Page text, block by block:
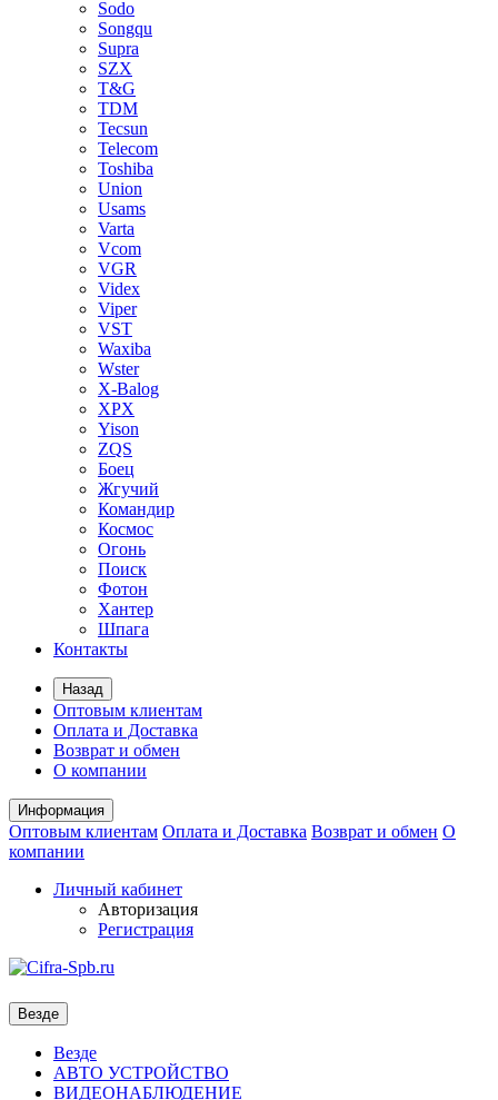
Sodo
Songqu
Supra
SZX
T&G
TDM
Tecsun
Telecom
Toshiba
Union
Usams
Varta
Vcom
VGR
Videx
Viper
VST
Waxiba
Wster
X-Balog
XPX
Yison
ZQS
Боец
Жгучий
Командир
Космос
Огонь
Поиск
Фотон
Хантер
Шпага
Контакты
Назад
Оптовым клиентам
Оплата и Доставка
Возврат и обмен
О компании
Информация
Оптовым клиентам Оплата и Доставка Возврат и обмен О
компании
Личный кабинет
Авторизация
Регистрация
Везде
Везде
АВТО УСТРОЙСТВО
ВИДЕОНАБЛЮДЕНИЕ